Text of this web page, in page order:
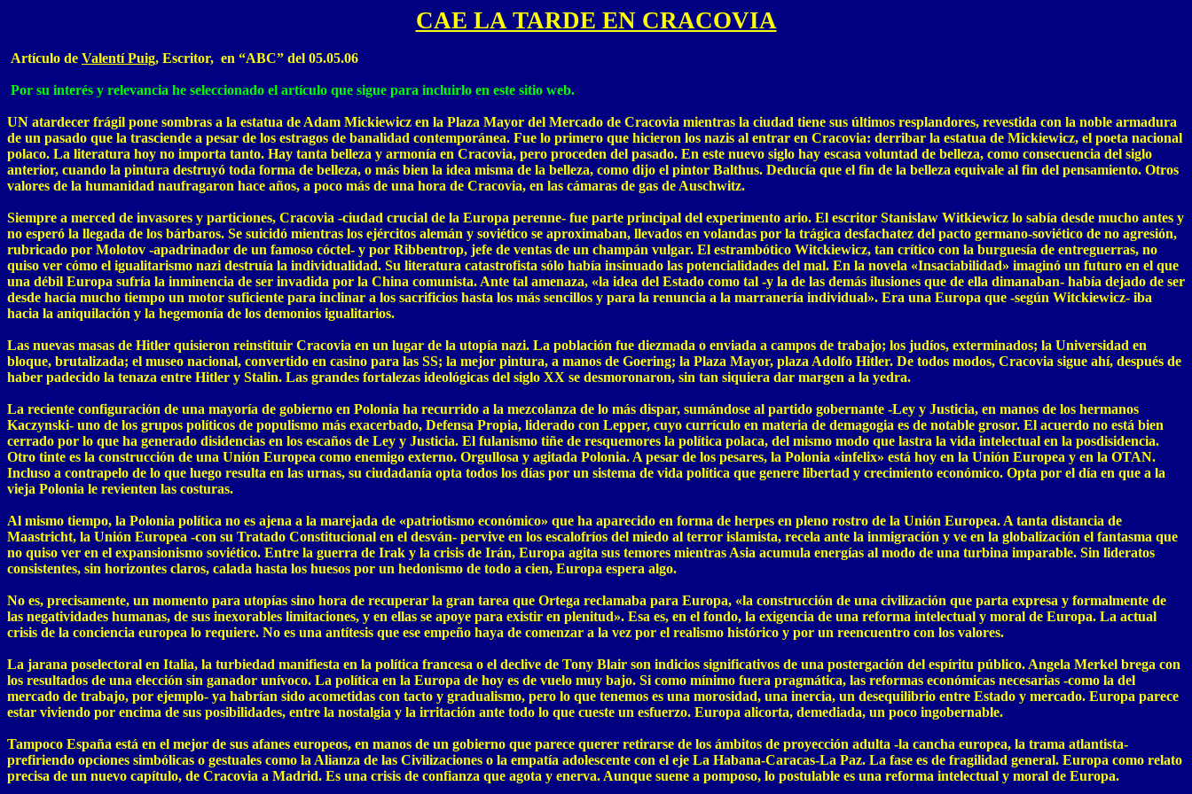
CAE LA TARDE EN CRACOVIA
Artículo de Valentí Puig, Escritor, en “ABC” del 05.05.06
Por su interés y relevancia he seleccionado el artículo que sigue para incluirlo en este sitio web.
UN atardecer frágil pone sombras a la estatua de Adam Mickiewicz en la Plaza Mayor del Mercado de Cracovia mientras la ciudad tiene sus últimos resplandores, revestida con la noble armadura
de un pasado que la trasciende a pesar de los estragos de banalidad contemporánea. Fue lo primero que hicieron los nazis al entrar en Cracovia: derribar la estatua de Mickiewicz, el poeta nacional
polaco. La literatura hoy no importa tanto. Hay tanta belleza y armonía en Cracovia, pero proceden del pasado. En este nuevo siglo hay escasa voluntad de belleza, como consecuencia del siglo
anterior, cuando la pintura destruyó toda forma de belleza, o más bien la idea misma de la belleza, como dijo el pintor Balthus. Deducía que el fin de la belleza equivale al fin del pensamiento. Otros
valores de la humanidad naufragaron hace años, a poco más de una hora de Cracovia, en las cámaras de gas de Auschwitz.
Siempre a merced de invasores y particiones, Cracovia -ciudad crucial de la Europa perenne- fue parte principal del experimento ario. El escritor Stanislaw Witkiewicz lo sabía desde mucho antes y
no esperó la llegada de los bárbaros. Se suicidó mientras los ejércitos alemán y soviético se aproximaban, llevados en volandas por la trágica desfachatez del pacto germano-soviético de no agresión,
rubricado por Molotov -apadrinador de un famoso cóctel- y por Ribbentrop, jefe de ventas de un champán vulgar. El estrambótico Witckiewicz, tan crítico con la burguesía de entreguerras, no
quiso ver cómo el igualitarismo nazi destruía la individualidad. Su literatura catastrofista sólo había insinuado las potencialidades del mal. En la novela «Insaciabilidad» imaginó un futuro en el que
una débil Europa sufría la inminencia de ser invadida por la China comunista. Ante tal amenaza, «la idea del Estado como tal -y la de las demás ilusiones que de ella dimanaban- había dejado de ser
desde hacía mucho tiempo un motor suficiente para inclinar a los sacrificios hasta los más sencillos y para la renuncia a la marranería individual». Era una Europa que -según Witckiewicz- iba
hacia la aniquilación y la hegemonía de los demonios igualitarios.
Las nuevas masas de Hitler quisieron reinstituir Cracovia en un lugar de la utopía nazi. La población fue diezmada o enviada a campos de trabajo; los judíos, exterminados; la Universidad en
bloque, brutalizada; el museo nacional, convertido en casino para las SS; la mejor pintura, a manos de Goering; la Plaza Mayor, plaza Adolfo Hitler. De todos modos, Cracovia sigue ahí, después de
haber padecido la tenaza entre Hitler y Stalin. Las grandes fortalezas ideológicas del siglo XX se desmoronaron, sin tan siquiera dar margen a la yedra.
La reciente configuración de una mayoría de gobierno en Polonia ha recurrido a la mezcolanza de lo más dispar, sumándose al partido gobernante -Ley y Justicia, en manos de los hermanos
Kaczynski- uno de los grupos políticos de populismo más exacerbado, Defensa Propia, liderado con Lepper, cuyo currículo en materia de demagogia es de notable grosor. El acuerdo no está bien
cerrado por lo que ha generado disidencias en los escaños de Ley y Justicia. El fulanismo tiñe de resquemores la política polaca, del mismo modo que lastra la vida intelectual en la posdisidencia.
Otro tinte es la construcción de una Unión Europea como enemigo externo. Orgullosa y agitada Polonia. A pesar de los pesares, la Polonia «infelix» está hoy en la Unión Europea y en la OTAN.
Incluso a contrapelo de lo que luego resulta en las urnas, su ciudadanía opta todos los días por un sistema de vida política que genere libertad y crecimiento económico. Opta por el día en que a la
vieja Polonia le revienten las costuras.
Al mismo tiempo, la Polonia política no es ajena a la marejada de «patriotismo económico» que ha aparecido en forma de herpes en pleno rostro de la Unión Europea. A tanta distancia de
Maastricht, la Unión Europea -con su Tratado Constitucional en el desván- pervive en los escalofríos del miedo al terror islamista, recela ante la inmigración y ve en la globalización el fantasma que
no quiso ver en el expansionismo soviético. Entre la guerra de Irak y la crisis de Irán, Europa agita sus temores mientras Asia acumula energías al modo de una turbina imparable. Sin lideratos
consistentes, sin horizontes claros, calada hasta los huesos por un hedonismo de todo a cien, Europa espera algo.
No es, precisamente, un momento para utopías sino hora de recuperar la gran tarea que Ortega reclamaba para Europa, «la construcción de una civilización que parta expresa y formalmente de
las negatividades humanas, de sus inexorables limitaciones, y en ellas se apoye para existir en plenitud». Esa es, en el fondo, la exigencia de una reforma intelectual y moral de Europa. La actual
crisis de la conciencia europea lo requiere. No es una antítesis que ese empeño haya de comenzar a la vez por el realismo histórico y por un reencuentro con los valores.
La jarana poselectoral en Italia, la turbiedad manifiesta en la política francesa o el declive de Tony Blair son indicios significativos de una postergación del espíritu público. Angela Merkel brega con
los resultados de una elección sin ganador unívoco. La política en la Europa de hoy es de vuelo muy bajo. Si como mínimo fuera pragmática, las reformas económicas necesarias -como la del
mercado de trabajo, por ejemplo- ya habrían sido acometidas con tacto y gradualismo, pero lo que tenemos es una morosidad, una inercia, un desequilibrio entre Estado y mercado. Europa parece
estar viviendo por encima de sus posibilidades, entre la nostalgia y la irritación ante todo lo que cueste un esfuerzo. Europa alicorta, demediada, un poco ingobernable.
Tampoco España está en el mejor de sus afanes europeos, en manos de un gobierno que parece querer retirarse de los ámbitos de proyección adulta -la cancha europea, la trama atlantista-
prefiriendo opciones simbólicas o gestuales como la Alianza de las Civilizaciones o la empatía adolescente con el eje La Habana-Caracas-La Paz. La fase es de fragilidad general. Europa como relato
precisa de un nuevo capítulo, de Cracovia a Madrid. Es una crisis de confianza que agota y enerva. Aunque suene a pomposo, lo postulable es una reforma intelectual y moral de Europa.